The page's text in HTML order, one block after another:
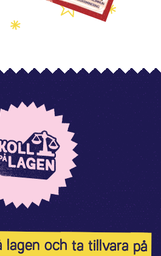
lagen och ta tillvara på